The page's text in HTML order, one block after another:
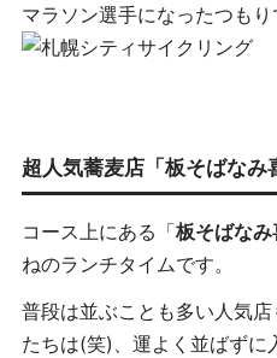
マラソン選手になったつもり
超人気蕎麦店「板そばなみ
コース上にある「板そばなみ
ねのランチタイムです。
普段は並ぶことも多い人気
たちは(笑)、運よく並ばずに